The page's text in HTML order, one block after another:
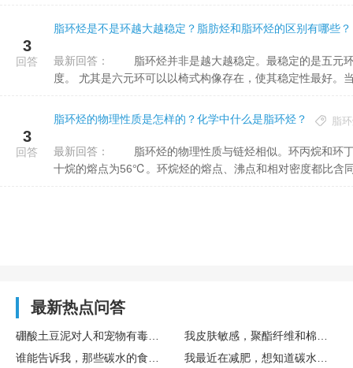
3
回答
脂环烃是不是环越大越稳定？脂肪烃和脂环烃的区别有哪些？
最新回答：
度。 尤其是六元环可以以椅式构像存在，使其稳定性最好。
3
回答
脂环烃的物理性质是怎样的？化学中什么是脂环烃？ 脂
最新回答：
十烷的熔点为56℃。环烷烃的熔点、沸点和相对密度都比含
最新热点问答